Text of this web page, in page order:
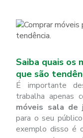
Saiba quais os
que são
É importante
trabalha apenas
móveis sala de
para o seu
exemplo disso é